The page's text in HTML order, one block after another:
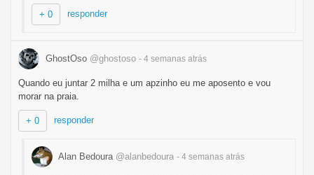
+ 0 responder
GhostOso @ghostoso - 4 semanas atrás
Quando eu juntar 2 milha e um apzinho eu me aposento e vou
morar na praia.
+ 0 responder
Alan Bedoura @alanbedoura - 4 semanas atrás